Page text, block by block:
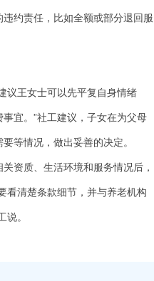
约责任，比如全额或部分退回服
王女士可以先平复自身情绪
宜。”社工建议，子女在为父母
等情况，做出妥善的决定。
资质、生活环境和服务情况后，
看清楚条款细节，并与养老机构
。